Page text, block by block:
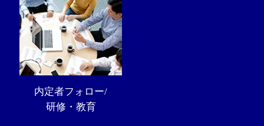
内定者フォロー/
研修・教育